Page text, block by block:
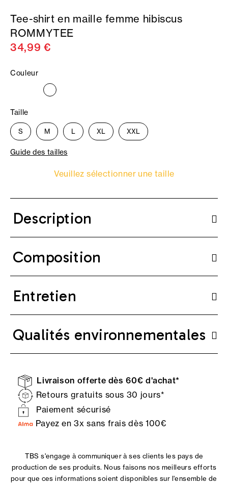
Tee-shirt en maille femme hibiscus
ROMMYTEE
34,99 €
Couleur
Taille
S M L XL XXL
Guide des tailles
Veuillez sélectionner une taille
Description
Composition
Entretien
Qualités environnementales
Livraison offerte dès 60€ d'achat*
Retours gratuits sous 30 jours*
Paiement sécurisé
Payez en 3x sans frais dès 100€
TBS s'engage à communiquer à ses clients les pays de
production de ses produits. Nous faisons nos meilleurs efforts
pour que ces informations soient disponibles sur l'ensemble de